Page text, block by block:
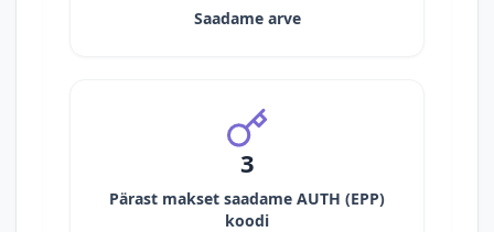
Saadame arve
3
Pärast makset saadame AUTH (EPP)
koodi